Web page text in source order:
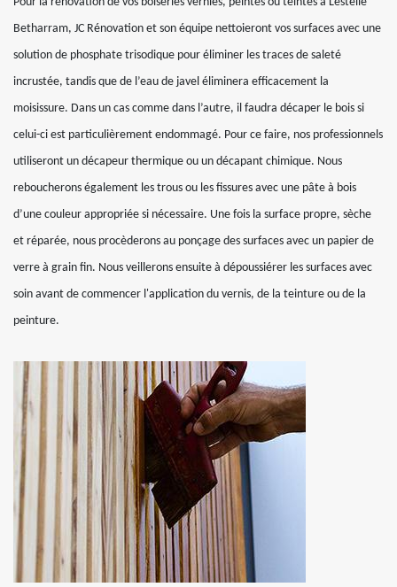
Betharram, JC Rénovation et son équipe nettoieront vos surfaces avec une
solution de phosphate trisodique pour éliminer les traces de saleté
incrustée, tandis que de l’eau de javel éliminera efficacement la
moisissure. Dans un cas comme dans l’autre, il faudra décaper le bois si
celui-ci est particulièrement endommagé. Pour ce faire, nos professionnels
utiliseront un décapeur thermique ou un décapant chimique. Nous
reboucherons également les trous ou les fissures avec une pâte à bois
d’une couleur appropriée si nécessaire. Une fois la surface propre, sèche
et réparée, nous procèderons au ponçage des surfaces avec un papier de
verre à grain fin. Nous veillerons ensuite à dépoussiérer les surfaces avec
soin avant de commencer l'application du vernis, de la teinture ou de la
peinture.